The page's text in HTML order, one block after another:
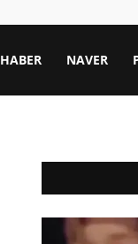
HABER NAVER